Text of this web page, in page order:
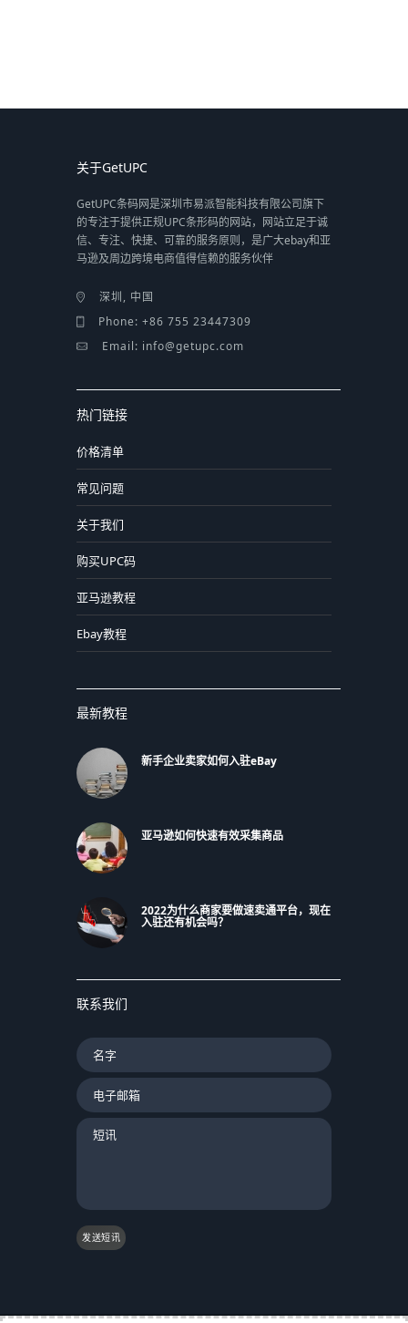
关于GetUPC
GetUPC条码网是深圳市易派智能科技有限公司旗下
的专注于提供正规UPC条形码的网站，网站立足于诚
信、专注、快捷、可靠的服务原则，是广大ebay和亚
马逊及周边跨境电商值得信赖的服务伙伴
深圳, 中国
Phone: +86 755 23447309
Email: info@getupc.com
热门链接
价格清单
常见问题
关于我们
购买UPC码
亚马逊教程
Ebay教程
最新教程
新手企业卖家如何入驻eBay
亚马逊如何快速有效采集商品
2022为什么商家要做速卖通平台，现在
入驻还有机会吗？
联系我们
发送短讯